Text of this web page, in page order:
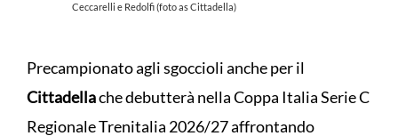
Ceccarelli e Redolfi (foto as Cittadella)
Precampionato agli sgoccioli anche per il
Cittadellache debutterà nella Coppa Italia Serie C
Regionale Trenitalia 2026/27 affrontando